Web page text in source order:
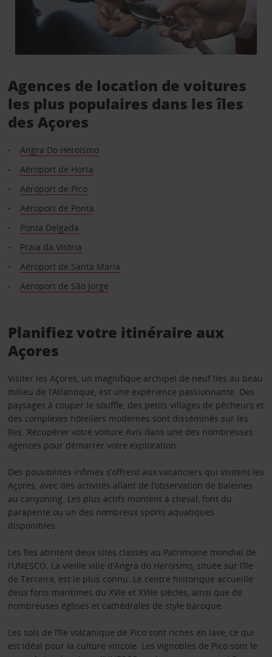
Agences de location de voitures
les plus populaires dans les îles
des Açores
Angra Do Heroísmo
Aéroport de Horta
Aéroport de Pico
Aéroport de Ponta
Ponta Delgada
Praia da Vitória
Aéroport de Santa Maria
Aéroport de São Jorge
Planifiez votre itinéraire aux
Açores
Visiter les Açores, un magnifique archipel de neuf îles au beau
milieu de l’Atlantique, est une expérience passionnante. Des
paysages à couper le souffle, des petits villages de pêcheurs et
des complexes hôteliers modernes sont disséminés sur les
îles. Récupérer votre voiture Avis dans une des nombreuses
agences pour démarrer votre exploration.
Des possibilités infinies s’offrent aux vacanciers qui visitent les
Açores, avec des activités allant de l’observation de baleines
au canyoning. Les plus actifs montent à cheval, font du
parapente ou un des nombreux sports aquatiques
disponibles.
Les îles abritent deux sites classés au Patrimoine mondial de
l’UNESCO. La vieille ville d’Angra do Heroísmo, située sur l’île
de Terceira, est le plus connu. Le centre historique accueille
deux forts maritimes du XVIe et XVIIe siècles, ainsi que de
nombreuses églises et cathédrales de style baroque.
Les sols de l’île volcanique de Pico sont riches en lave, ce qui
est idéal pour la culture viticole. Les vignobles de Pico sont le